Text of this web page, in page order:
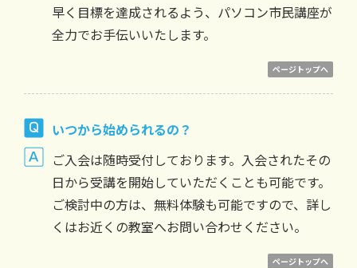
早く目標を達成されるよう、パソコン市民講座が
全力でお手伝いいたします。
ページトップへ
いつから始められるの？
ご入会は随時受付しております。入会されたその
日から受講を開始していただくことも可能です。
ご検討中の方は、無料体験も可能ですので、詳し
くはお近くの教室へお問い合わせください。
ページトップへ